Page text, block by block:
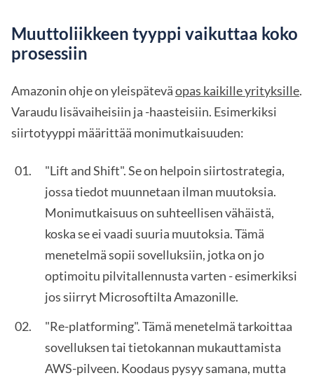
Muuttoliikkeen tyyppi vaikuttaa koko
prosessiin
Amazonin ohje on yleispäteväopas kaikille yrityksille.
Varaudu lisävaiheisiin ja -haasteisiin. Esimerkiksi
siirtotyyppi määrittää monimutkaisuuden:
"Lift and Shift". Se on helpoin siirtostrategia,
jossa tiedot muunnetaan ilman muutoksia.
Monimutkaisuus on suhteellisen vähäistä,
koska se ei vaadi suuria muutoksia. Tämä
menetelmä sopii sovelluksiin, jotka on jo
optimoitu pilvitallennusta varten - esimerkiksi
jos siirryt Microsoftilta Amazonille.
"Re-platforming". Tämä menetelmä tarkoittaa
sovelluksen tai tietokannan mukauttamista
AWS-pilveen. Koodaus pysyy samana, mutta